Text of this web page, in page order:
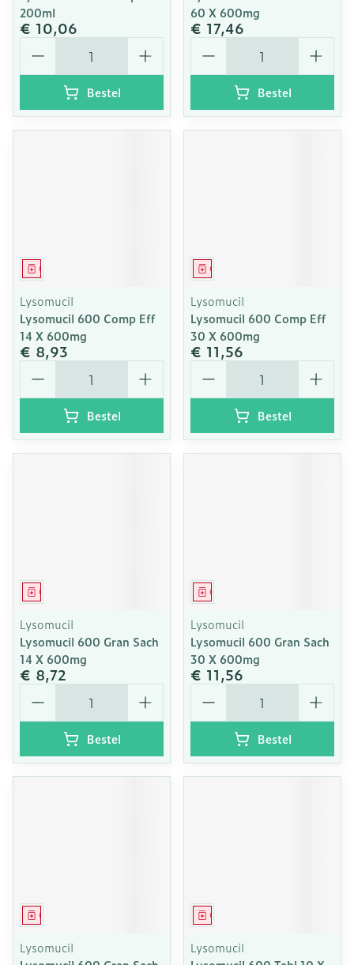
200ml
€ 10,06
Aantal
Bestel
60 X 600mg
€ 17,46
Aantal
Bestel
Geneesmiddel
Lysomucil
Lysomucil 600 Comp Eff
14 X 600mg
€ 8,93
Aantal
Bestel
Geneesmiddel
Lysomucil
Lysomucil 600 Comp Eff
30 X 600mg
€ 11,56
Aantal
Bestel
Geneesmiddel
Lysomucil
Lysomucil 600 Gran Sach
14 X 600mg
€ 8,72
Aantal
Bestel
Geneesmiddel
Lysomucil
Lysomucil 600 Gran Sach
30 X 600mg
€ 11,56
Aantal
Bestel
Geneesmiddel
Lysomucil
Geneesmiddel
Lysomucil